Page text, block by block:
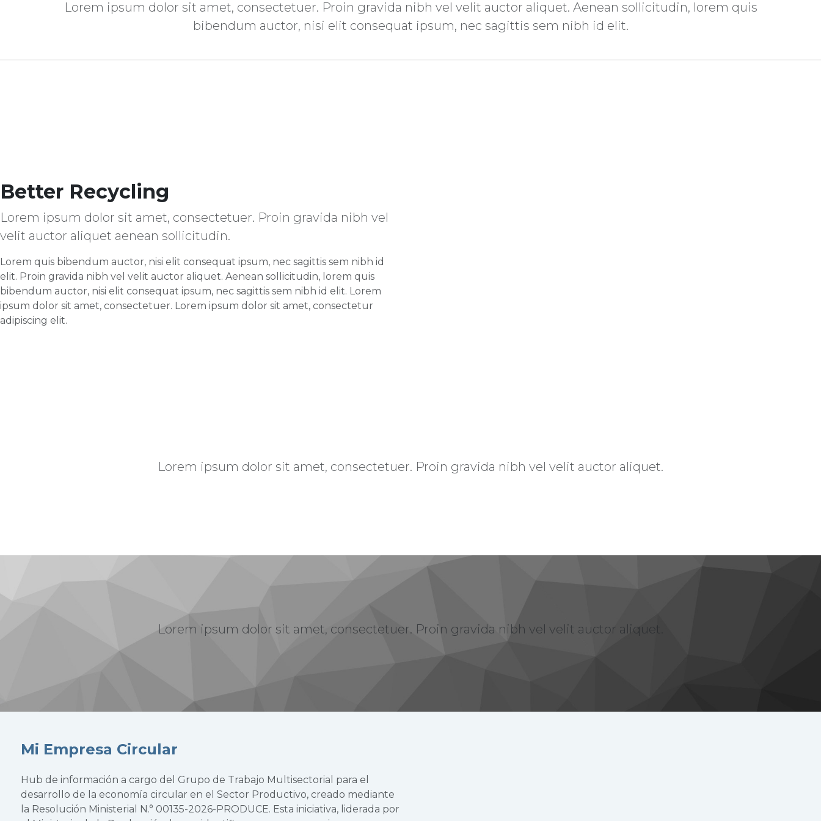
Lorem ipsum dolor sit amet, consectetuer. Proin gravida nibh vel velit auctor aliquet. Aenean sollicitudin, lorem quis
bibendum auctor, nisi elit consequat ipsum, nec sagittis sem nibh id elit.
Better Recycling
Lorem ipsum dolor sit amet, consectetuer. Proin gravida nibh vel
velit auctor aliquet aenean sollicitudin.
Lorem quis bibendum auctor, nisi elit consequat ipsum, nec sagittis sem nibh id
elit. Proin gravida nibh vel velit auctor aliquet. Aenean sollicitudin, lorem quis
bibendum auctor, nisi elit consequat ipsum, nec sagittis sem nibh id elit. Lorem
ipsum dolor sit amet, consectetuer. Lorem ipsum dolor sit amet, consectetur
adipiscing elit.
Lorem ipsum dolor sit amet, consectetuer. Proin gravida nibh vel velit auctor aliquet.
Lorem ipsum dolor sit amet, consectetuer. Proin gravida nibh vel velit auctor aliquet.
Mi Empresa Circular
Hub de información a cargo del Grupo de Trabajo Multisectorial para el
desarrollo de la economía circular en el Sector Productivo, creado mediante
la Resolución Ministerial N.° 00135-2026-PRODUCE. Esta iniciativa, liderada por